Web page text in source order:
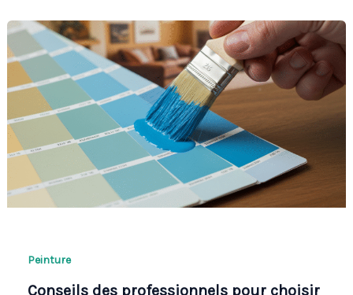
Peinture
Conseils des professionnels pour choisir